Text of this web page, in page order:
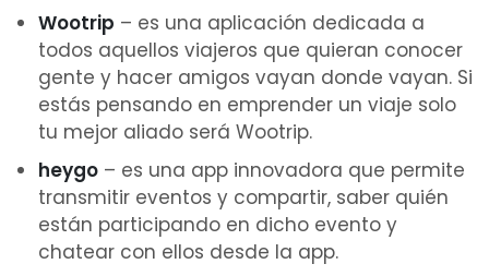
Wootrip – es una aplicación dedicada a
todos aquellos viajeros que quieran conocer
gente y hacer amigos vayan donde vayan. Si
estás pensando en emprender un viaje solo
tu mejor aliado será Wootrip.
heygo – es una app innovadora que permite
transmitir eventos y compartir, saber quién
están participando en dicho evento y
chatear con ellos desde la app.